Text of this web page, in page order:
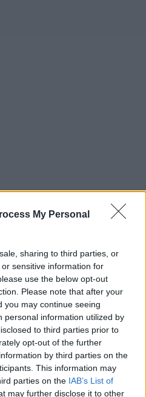
My Personal
sharing to third parties, or
sensitive information for
use the below opt-out
Please note that after your
you may continue seeing
personal information utilized by
to third parties prior to
opt-out of the further
by third parties on the
This information may
parties on the IAB’s List of
may further disclose it to other